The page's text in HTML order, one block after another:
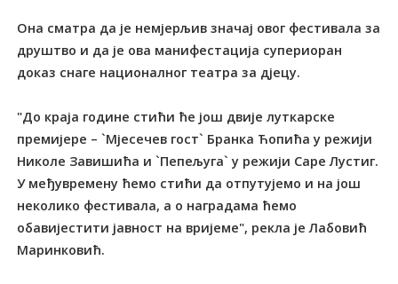
Она сматра да је немјерљив значај овог фестивала за
друштво и да је ова манифестација супериоран
доказ снаге националног театра за дјецу.
"До краја године стићи ће још двије луткарске
премијере – `Мјесечев гост` Бранка Ћопића у режији
Николе Завишића и `Пепељуга` у режији Саре Лустиг.
У међувремену ћемо стићи да отпутујемо и на још
неколико фестивала, а о наградама ћемо
обавијестити јавност на вријеме", рекла је Лабовић
Маринковић.